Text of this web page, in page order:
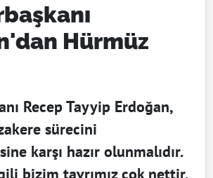
Hürmüz
Recep Tayyip Erdoğan,
sürecini
karşı hazır olunmalıdır.